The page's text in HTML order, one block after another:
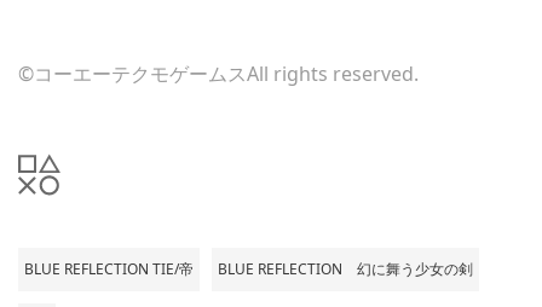
©コーエーテクモゲームスAll rights reserved.
BLUE REFLECTION TIE/帝 BLUE REFLECTION 幻に舞う少女の剣